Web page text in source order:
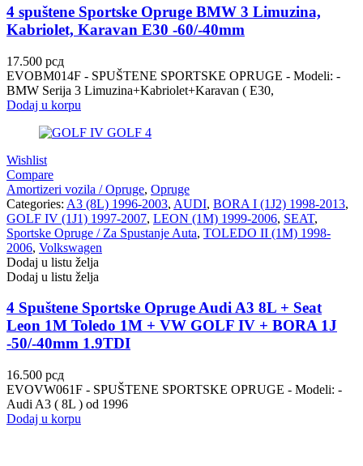
4 spuštene Sportske Opruge BMW 3 Limuzina,
Kabriolet, Karavan E30 -60/-40mm
17.500 рсд
EVOBM014F - SPUŠTENE SPORTSKE OPRUGE - Modeli: -
BMW Serija 3 Limuzina+Kabriolet+Karavan ( E30,
Dodaj u korpu
Wishlist
Compare
Amortizeri vozila / Opruge, Opruge
Categories: A3 (8L) 1996-2003, AUDI, BORA I (1J2) 1998-2013,
GOLF IV (1J1) 1997-2007, LEON (1M) 1999-2006, SEAT,
Sportske Opruge / Za Spustanje Auta, TOLEDO II (1M) 1998-
2006, Volkswagen
Dodaj u listu želja
Dodaj u listu želja
4 Spuštene Sportske Opruge Audi A3 8L + Seat
Leon 1M Toledo 1M + VW GOLF IV + BORA 1J
-50/-40mm 1.9TDI
16.500 рсд
EVOVW061F - SPUŠTENE SPORTSKE OPRUGE - Modeli: -
Audi A3 ( 8L ) od 1996
Dodaj u korpu